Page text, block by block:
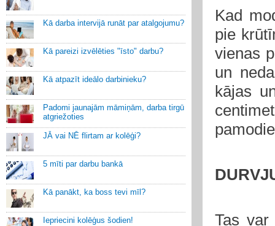
Kā darba intervijā runāt par atalgojumu?
Kā pareizi izvēlēties "īsto" darbu?
Kā atpazīt ideālo darbinieku?
Padomi jaunajām māmiņām, darba tirgū
atgriežoties
JĀ vai NĒ flirtam ar kolēģi?
5 mīti par darbu bankā
Kā panākt, ka boss tevi mīl?
Iepriecini kolēģus šodien!
Kad
pie
vienas
un
kājas
Tas